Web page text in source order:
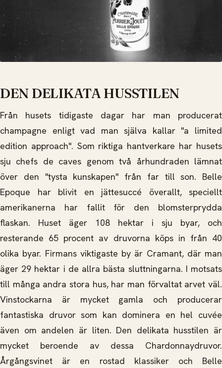
DEN DELIKATA HUSSTILEN
Från husets tidigaste dagar har man producerat
champagne enligt vad man själva kallar "a limited
edition approach". Som riktiga hantverkare har husets
sju chefs de caves genom två århundraden lämnat
över den "tysta kunskapen" från far till son. Belle
Epoque har blivit en jättesuccé överallt, speciellt
amerikanerna har fallit för den blomsterprydda
flaskan. Huset äger 108 hektar i sju byar, och
resterande 65 procent av druvorna köps in från 40
olika byar. Firmans viktigaste by är Cramant, där man
äger 29 hektar i de allra bästa sluttningarna. I motsats
till många andra stora hus, har man förvaltat arvet väl.
Vinstockarna är mycket gamla och producerar
fantastiska druvor som kan dominera en hel cuvée
även om andelen är liten. Den delikata husstilen är
mycket beroende av dessa Chardonnaydruvor.
Årgångsvinet är en rostad klassiker och Belle